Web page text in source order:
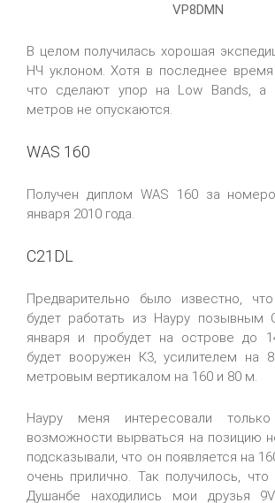
VP8DMN
В целом получилась хорошая
НЧ уклоном. Хотя в последнее время
что сделают упор на Low Bands,
метров не опускаются.
WAS 160
Получен диплом WAS 160 за
января 2010 года.
C21DL
Предварительно было известно,
будет работать из Науру позывным
января и пробудет на острове до
будет вооружен К3, усилителем на
метровым вертикалом на 160 и 80 м.
Науру меня интересовали
возможности вырваться на позицию
подсказывали, что он появляется на
очень прилично. Так получилось,
Душанбе находились мои друзья